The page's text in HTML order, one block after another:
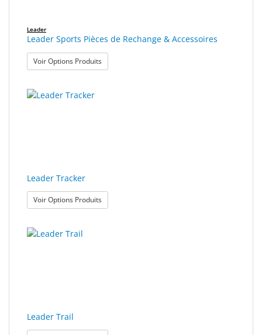
Leader
Leader Sports Pièces de Rechange & Accessoires
Voir Options Produits: Leader Sports Pièces de Rechange &
Leader Tracker
Voir Options Produits: Leader Tracker
Leader Trail